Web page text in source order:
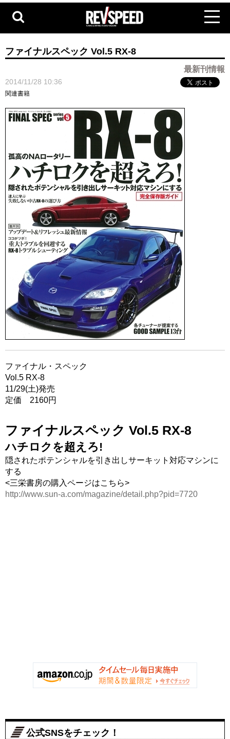
ファイナルスペック Vol.5 RX-8
最新刊情報
2014/11/28 10:36
関連書籍
ファイナル・スペック
Vol.5 RX-8
11/29(土)発売
定価 2160円
ファイナルスペック Vol.5 RX-8
ハチロクを超えろ!
隠されたポテンシャルを引き出しサーキット対応マシンに
する
<三栄書房の購入ページはこちら>
http://www.sun-a.com/magazine/detail.php?pid=7720
公式SNSをチェック！